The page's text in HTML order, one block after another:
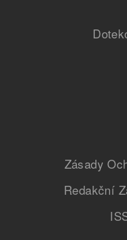
Zásady
Redakční